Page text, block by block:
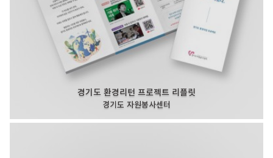
경기도 환경리턴 프로젝트 리플릿
경기도 자원봉사센터